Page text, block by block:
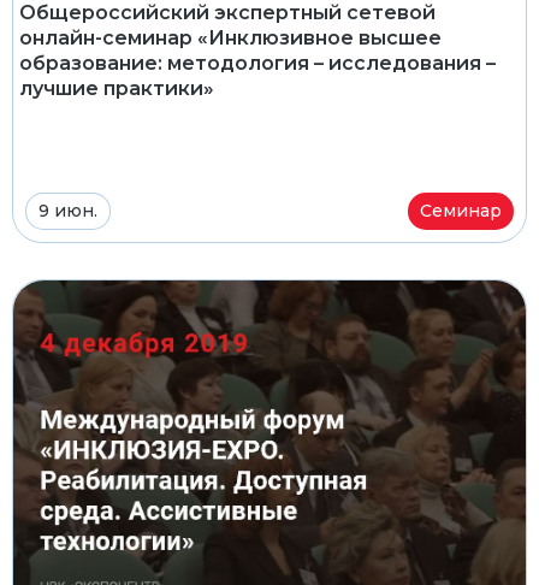
Общероссийский экспертный сетевой
онлайн-семинар «Инклюзивное высшее
образование: методология – исследования –
лучшие практики»
9 июн. Семинар